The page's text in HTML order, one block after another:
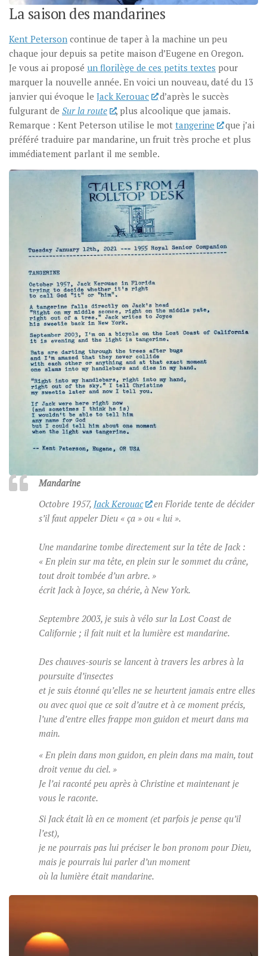
La saison des mandarines
Kent Peterson continue de taper à la machine un peu
chaque jour depuis sa petite maison d’Eugene en Oregon.
Je vous ai proposé un florilège de ces petits textes pour
marquer la nouvelle année. En voici un nouveau, daté du 13
janvier qui évoque le Jack Kerouac
d’après le succès
fulgurant de Sur la route
, plus alcoolique que jamais.
Remarque : Kent Peterson utilise le mot tangerine
que j’ai
préféré traduire par mandarine, un fruit très proche et plus
immédiatement parlant il me semble.
Mandarine
Octobre 1957, Jack Kerouac
en Floride tente de décider
s’il faut appeler Dieu « ça » ou « lui ».
Une mandarine tombe directement sur la tête de Jack :
« En plein sur ma tête, en plein sur le sommet du crâne,
tout droit tombée d’un arbre. »
écrit Jack à Joyce, sa chérie, à New York.
Septembre 2003, je suis à vélo sur la Lost Coast de
Californie ; il fait nuit et la lumière est mandarine.
Des chauves-souris se lancent à travers les arbres à la
poursuite d’insectes
et je suis étonné qu’elles ne se heurtent jamais entre elles
ou avec quoi que ce soit d’autre et à ce moment précis,
l’une d’entre elles frappe mon guidon et meurt dans ma
main.
« En plein dans mon guidon, en plein dans ma main, tout
droit venue du ciel. »
Je l’ai raconté peu après à Christine et maintenant je
vous le raconte.
Si Jack était là en ce moment (et parfois je pense qu’il
l’est),
je ne pourrais pas lui préciser le bon pronom pour Dieu,
mais je pourrais lui parler d’un moment
où la lumière était mandarine.